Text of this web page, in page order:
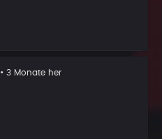
• 3 Monate her